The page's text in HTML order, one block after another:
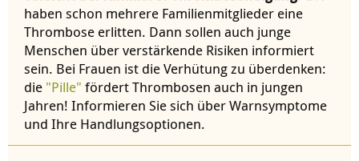
haben schon mehrere Familienmitglieder eine
Thrombose erlitten. Dann sollen auch junge
Menschen über verstärkende Risiken informiert
sein. Bei Frauen ist die Verhütung zu überdenken:
die "Pille" fördert Thrombosen auch in jungen
Jahren! Informieren Sie sich über Warnsymptome
und Ihre Handlungsoptionen.